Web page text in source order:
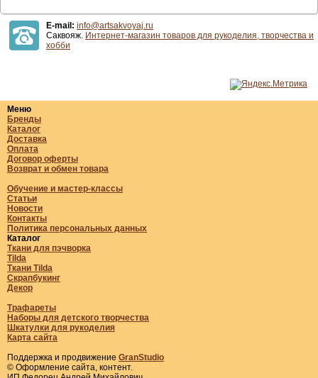
E-mail: info@artsakvoyaj.ru
Саквояж. Интернет-магазин товаров для рукоделия, творчества и
хобби
Меню
Бренды
Каталог
Доставка
Оплата
Договор оферты
Возврат и обмен товара
Обучение и мастер-классы
Статьи
Новости
Контакты
Политика персональных данных
Каталог
Ткани для пэчворка
Tilda
Ткани Tilda
Скрапбукинг
Декор
Трафареты
Наборы для детского творчества
Шкатулки для рукоделия
Карта сайта
Поддержка и продвижение GranStudio
© Оформление сайта, контент.